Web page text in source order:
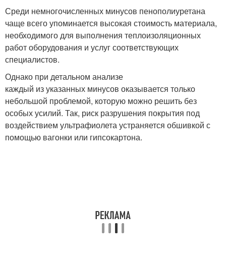
Среди немногочисленных минусов пенополиуретана
чаще всего упоминается высокая стоимость материала,
необходимого для выполнения теплоизоляционных
работ оборудования и услуг соответствующих
специалистов.
Однако при детальном анализе
каждый из указанных минусов оказывается только
небольшой проблемой, которую можно решить без
особых усилий. Так, риск разрушения покрытия под
воздействием ультрафиолета устраняется обшивкой с
помощью вагонки или гипсокартона.